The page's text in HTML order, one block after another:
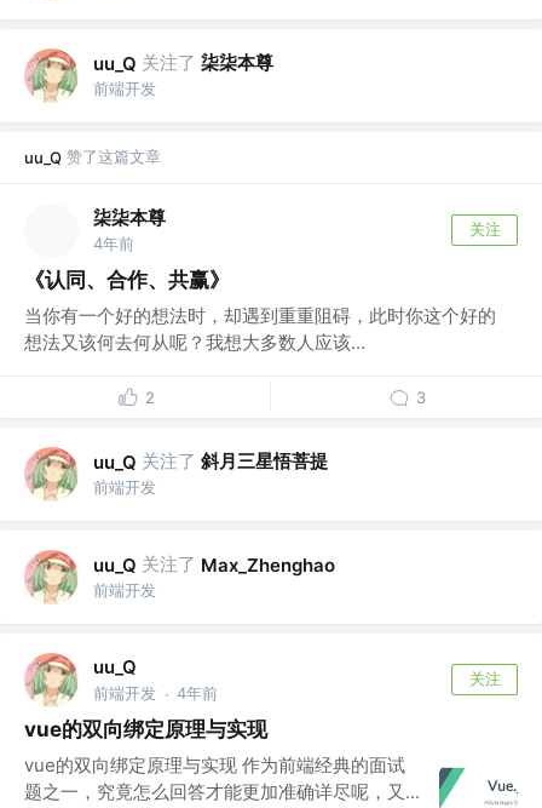
uu_Q 关注了 柒柒本尊
前端开发
uu_Q 赞了这篇文章
柒柒本尊
4年前
关注
《认同、合作、共赢》
当你有一个好的想法时，却遇到重重阻碍，此时你这个好的
想法又该何去何从呢？我想大多数人应该...
2 3
uu_Q 关注了 斜月三星悟菩提
前端开发
uu_Q 关注了 Max_Zhenghao
前端开发
uu_Q
前端开发 · 4年前
关注
vue的双向绑定原理与实现
vue的双向绑定原理与实现 作为前端经典的面试
题之一，究竟怎么回答才能更加准确详尽呢，又...